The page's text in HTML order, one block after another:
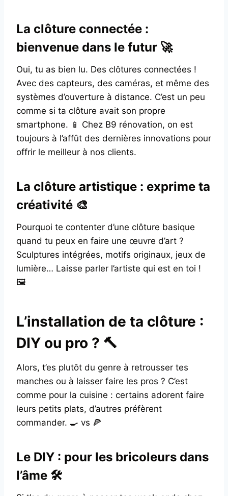
La clôture connectée :
bienvenue dans le futur 🚀
Oui, tu as bien lu. Des clôtures connectées !
Avec des capteurs, des caméras, et même des
systèmes d’ouverture à distance. C’est un peu
comme si ta clôture avait son propre
smartphone. 📱 Chez B9 rénovation, on est
toujours à l’affût des dernières innovations pour
offrir le meilleur à nos clients.
La clôture artistique : exprime ta
créativité 🎨
Pourquoi te contenter d’une clôture basique
quand tu peux en faire une œuvre d’art ?
Sculptures intégrées, motifs originaux, jeux de
lumière… Laisse parler l’artiste qui est en toi !
🖼️
L’installation de ta clôture :
DIY ou pro ? 🔨
Alors, t’es plutôt du genre à retrousser tes
manches ou à laisser faire les pros ? C’est
comme pour la cuisine : certains adorent faire
leurs petits plats, d’autres préfèrent
commander. 🍳 vs 🍕
Le DIY : pour les bricoleurs dans
l’âme 🛠️